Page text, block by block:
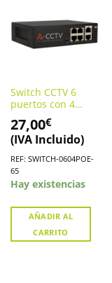
Switch CCTV 6
puertos con 4
puertos PoE.
SWITCH-0604POE-
65
27,00€
(IVA Incluido)
REF: SWITCH-0604POE-
65
Hay existencias
AÑADIR AL
CARRITO